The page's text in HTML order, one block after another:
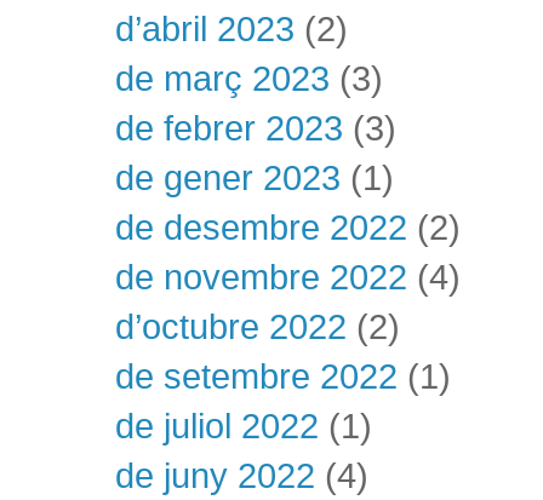
d’abril 2023 (2)
de març 2023 (3)
de febrer 2023 (3)
de gener 2023 (1)
de desembre 2022 (2)
de novembre 2022 (4)
d’octubre 2022 (2)
de setembre 2022 (1)
de juliol 2022 (1)
de juny 2022 (4)